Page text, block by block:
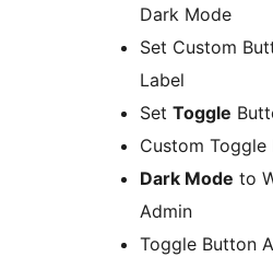
Dark Mode
Set Custom
Label
Set Toggle
Custom
Dark Mode to
Admin
Toggle Button